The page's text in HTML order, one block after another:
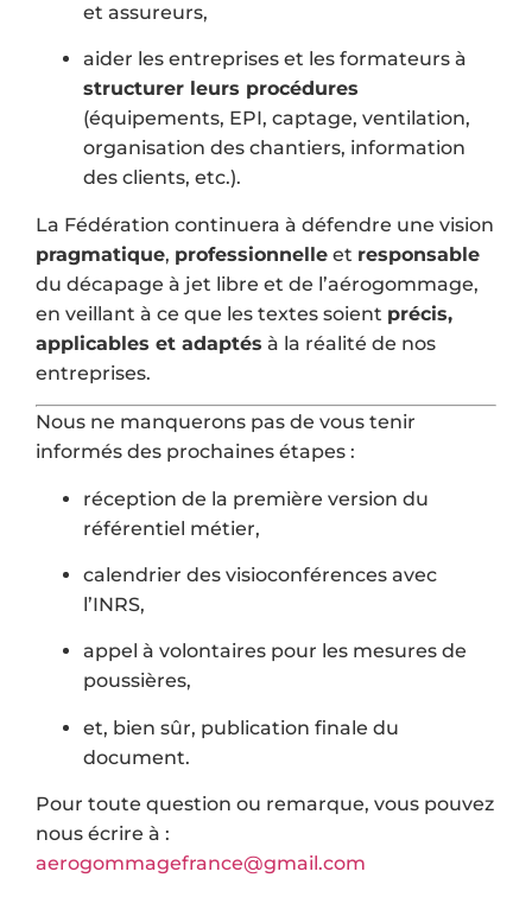
et assureurs,
aider les entreprises et les formateurs à
structurer leurs procédures
(équipements, EPI, captage, ventilation,
organisation des chantiers, information
des clients, etc.).
La Fédération continuera à défendre une vision
pragmatique, professionnelle et responsable
du décapage à jet libre et de l’aérogommage,
en veillant à ce que les textes soient précis,
applicables et adaptés à la réalité de nos
entreprises.
Nous ne manquerons pas de vous tenir
informés des prochaines étapes :
réception de la première version du
référentiel métier,
calendrier des visioconférences avec
l’INRS,
appel à volontaires pour les mesures de
poussières,
et, bien sûr, publication finale du
document.
Pour toute question ou remarque, vous pouvez
nous écrire à :
aerogommagefrance@gmail.com